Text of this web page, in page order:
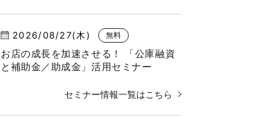
2026/08/27(木) 無料
お店の成長を加速させる！ 「公庫融資
と補助金／助成金」活用セミナー
セミナー情報一覧はこちら